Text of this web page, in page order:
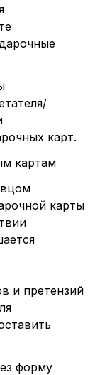
карт.
картам
карты
и претензий
форму